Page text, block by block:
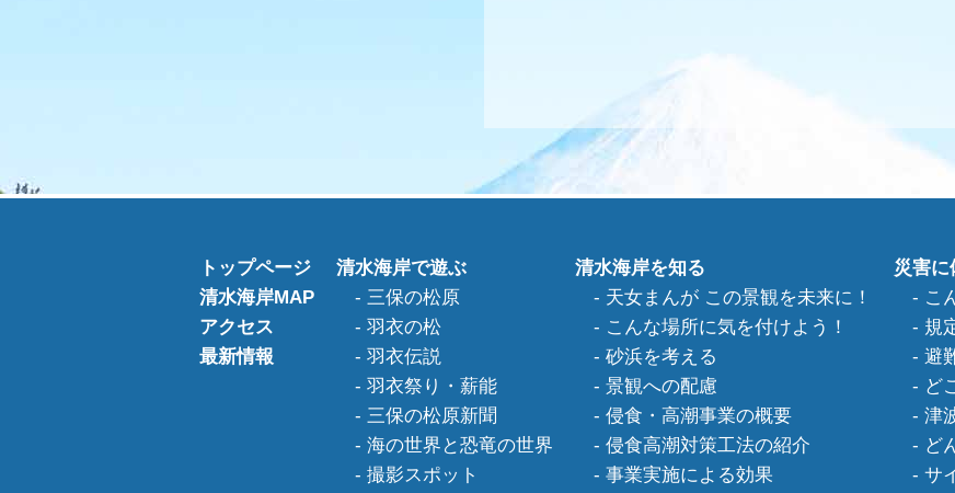
トップページ
清水海岸MAP
アクセス
最新情報
清水海岸で遊ぶ
三保の松原
羽衣の松
羽衣伝説
羽衣祭り・薪能
三保の松原新聞
海の世界と恐竜の世界
撮影スポット
清水海岸を知る
天女まんが この景観を未来に！
こんな場所に気を付けよう！
砂浜を考える
景観への配慮
侵食・高潮事業の概要
侵食高潮対策工法の紹介
事業実施による効果
災害に
こ
規
避
ど
津
ど
サ